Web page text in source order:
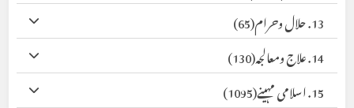
13. حلال وحرام
(65)
14. علاج ومعالجہ
(130)
15. اسلامی مہینے
(1095)